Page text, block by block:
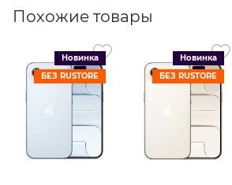
Похожие товары
Новинка
БЕЗ RUSTORE
Новинка
БЕЗ RUSTORE